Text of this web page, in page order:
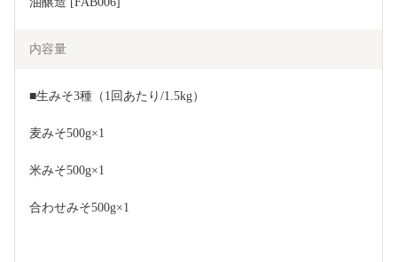
内容量
■生みそ3種（1回あたり/1.5kg）
麦みそ500g×1
米みそ500g×1
合わせみそ500g×1